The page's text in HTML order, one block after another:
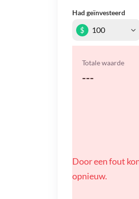
Had geïnvesteerd
$
Totale waarde
---
Door een fout
opnieuw.